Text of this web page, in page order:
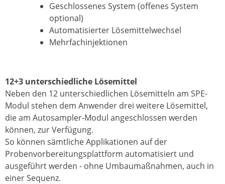
Geschlossenes System (offenes System
optional)
Automatisierter Lösemittelwechsel
Mehrfachinjektionen
12+3 unterschiedliche Lösemittel
Neben den 12 unterschiedlichen Lösemitteln am SPE-
Modul stehen dem Anwender drei weitere Lösemittel,
die am Autosampler-Modul angeschlossen werden
können, zur Verfügung.
So können sämtliche Applikationen auf der
Probenvorbereitungsplattform automatisiert und
ausgeführt werden - ohne Umbaumaßnahmen, auch in
einer Sequenz.